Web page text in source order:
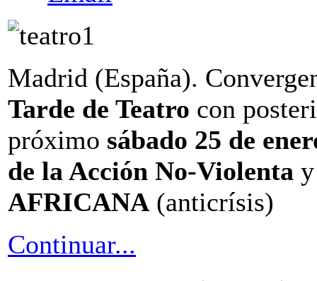
Madrid (España).
Tarde de Teatro con
próximo sábado 25 de
de la Acción No-Violenta
AFRICANA (anticrísis)
Continuar...